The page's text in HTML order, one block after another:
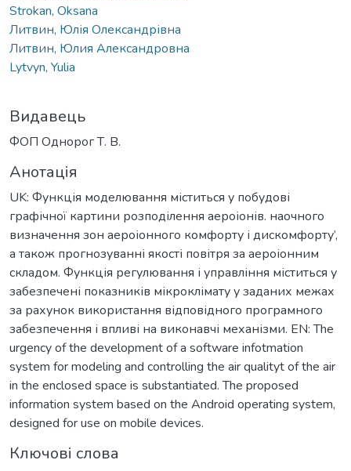
Strokan, Oksana
Литвин, Юлія Олександрівна
Литвин, Юлия Александровна
Lytvyn, Yulia
Видавець
ФОП Однорог Т. В.
Анотація
UK: Функція моделювання міститься у побудові
графічної картини розподілення аероіонів. наочного
визначення зон аероіонного комфорту і дискомфорту’,
а також прогнозуванні якості повітря за аероіонним
складом. Функція регулювання і управління міститься у
забезпечені показників мікроклімату у заданих межах
за рахунок використання відповідного програмного
забезпечення і впливі на виконавчі механізми. EN: The
urgency of the development of a software infotmation
system for modeling and controlling the air qualityt of the air
in the enclosed space is substantiated. The proposed
information system based on the Android operating system,
designed for use on mobile devices.
Ключові слова